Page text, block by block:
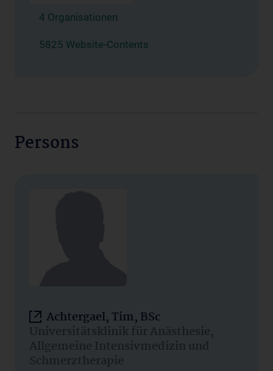
4 Organisationen
5825 Website-Contents
Persons
Achtergael, Tim, BSc
Universitätsklinik für Anästhesie,
Allgemeine Intensivmedizin und
Schmerztherapie